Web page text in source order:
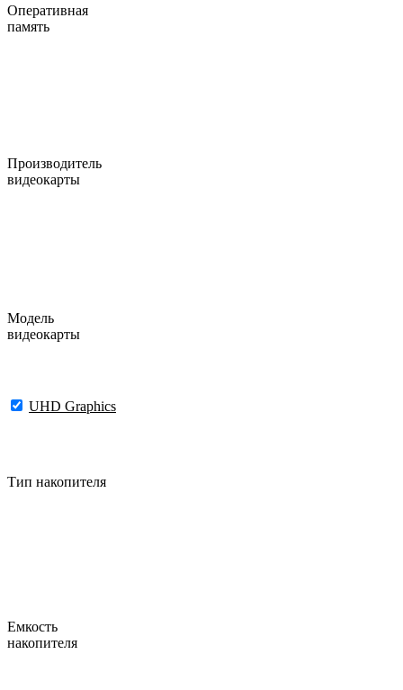
Оперативная
память
Производитель
видеокарты
Модель
видеокарты
UHD Graphics
Тип накопителя
Емкость
накопителя